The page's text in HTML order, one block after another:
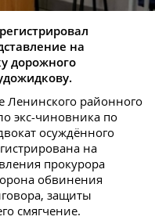
на
дорожного
Ленинского районного
экс-чиновника по
осуждённого
на
прокурора
обвинения
защиты
смягчение.